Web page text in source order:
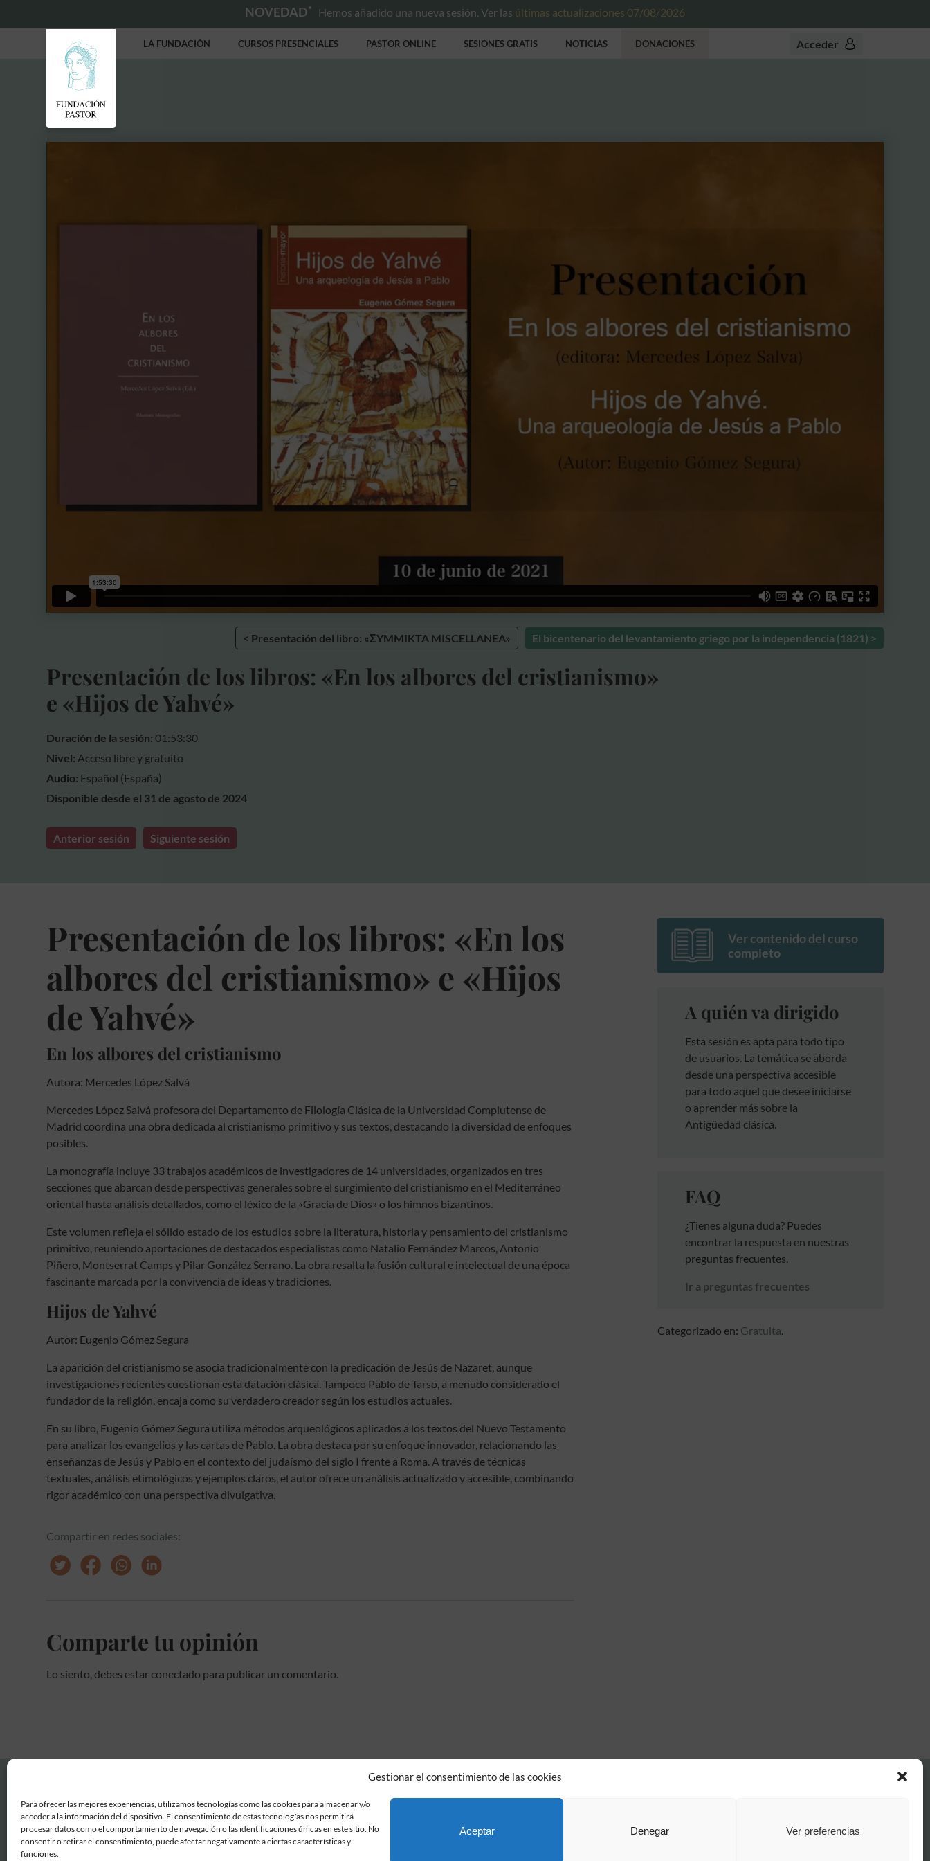
Gestionar el consentimiento de las cookies
Para ofrecer las mejores experiencias, utilizamos tecnologías como las cookies para almacenar y/o
acceder a la información del dispositivo. El consentimiento de estas tecnologías nos permitirá
procesar datos como el comportamiento de navegación o las identificaciones únicas en este sitio. No
consentir o retirar el consentimiento, puede afectar negativamente a ciertas características y
funciones.
Aceptar Denegar Ver preferencias
NOVEDAD Hemos añadido una nueva sesión. Ver las últimas actualizaciones 07/08/2026
LA FUNDACIÓN CURSOS PRESENCIALES PASTOR ONLINE SESIONES GRATIS NOTICIAS DONACIONES Acceder
< Presentación del libro: «ΣYMMIKTA MISCELLANEA» El bicentenario del levantamiento griego por la independencia (1821) >
Presentación de los libros: «En los albores del cristianismo»
e «Hijos de Yahvé»
Duración de la sesión:01:53:30
Nivel: Acceso libre y gratuito
Audio: Español (España)
Disponible desde el 31 de agosto de 2024
Anterior sesión Siguiente sesión
Presentación de los libros: «En los
albores del cristianismo» e «Hijos
de Yahvé»
En los albores del cristianismo
Autora: Mercedes López Salvá
Mercedes López Salvá profesora del Departamento de Filología Clásica de la Universidad Complutense de
Madrid coordina una obra dedicada al cristianismo primitivo y sus textos, destacando la diversidad de enfoques
posibles.
La monografía incluye 33 trabajos académicos de investigadores de 14 universidades, organizados en tres
secciones que abarcan desde perspectivas generales sobre el surgimiento del cristianismo en el Mediterráneo
oriental hasta análisis detallados, como el léxico de la «Gracia de Dios» o los himnos bizantinos.
Este volumen refleja el sólido estado de los estudios sobre la literatura, historia y pensamiento del cristianismo
primitivo, reuniendo aportaciones de destacados especialistas como Natalio Fernández Marcos, Antonio
Piñero, Montserrat Camps y Pilar González Serrano. La obra resalta la fusión cultural e intelectual de una época
fascinante marcada por la convivencia de ideas y tradiciones.
Hijos de Yahvé
Autor: Eugenio Gómez Segura
La aparición del cristianismo se asocia tradicionalmente con la predicación de Jesús de Nazaret, aunque
investigaciones recientes cuestionan esta datación clásica. Tampoco Pablo de Tarso, a menudo considerado el
fundador de la religión, encaja como su verdadero creador según los estudios actuales.
En su libro, Eugenio Gómez Segura utiliza métodos arqueológicos aplicados a los textos del Nuevo Testamento
para analizar los evangelios y las cartas de Pablo. La obra destaca por su enfoque innovador, relacionando las
enseñanzas de Jesús y Pablo en el contexto del judaísmo del siglo I frente a Roma. A través de técnicas
textuales, análisis etimológicos y ejemplos claros, el autor ofrece un análisis actualizado y accesible, combinando
rigor académico con una perspectiva divulgativa.
Compartir en redes sociales:
Comparte tu opinión
Lo siento, debes estar conectado para publicar un comentario.
Ver contenido del curso
completo
A quién va dirigido
Esta sesión es apta para todo tipo
de usuarios. La temática se aborda
desde una perspectiva accesible
para todo aquel que desee iniciarse
o aprender más sobre la
Antigüedad clásica.
FAQ
¿Tienes alguna duda? Puedes
encontrar la respuesta en nuestras
preguntas frecuentes.
Ir a preguntas frecuentes
Categorizado en: Gratuita
informacion@fundacionpastor.es
2026 Todos los derechos reservados © Fundación Pastor. Sitio web desarrollado por
Aviso legal